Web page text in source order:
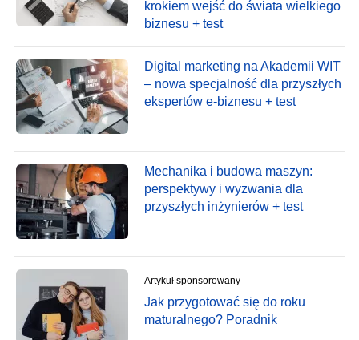
krokiem wejść do świata wielkiego
biznesu + test
Digital marketing na Akademii WIT
– nowa specjalność dla przyszłych
ekspertów e-biznesu + test
Mechanika i budowa maszyn:
perspektywy i wyzwania dla
przyszłych inżynierów + test
Artykuł sponsorowany
Jak przygotować się do roku
maturalnego? Poradnik